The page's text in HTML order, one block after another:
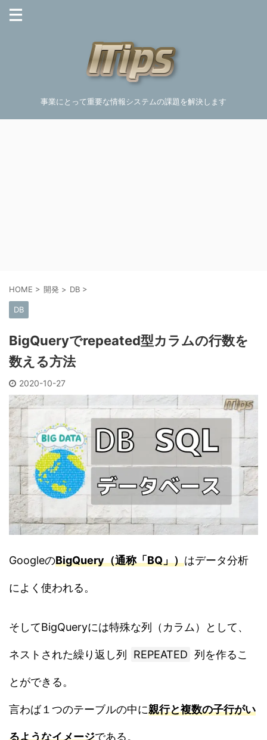
事業にとって重要な情報システムの課題を解決します
HOME > 開発 > DB >
DB
BigQueryでrepeated型カラムの行数を
数える方法
2020-10-27
GoogleのBigQuery（通称「BQ」）はデータ分析
によく使われる。
そしてBigQueryには特殊な列（カラム）として、
ネストされた繰り返し列 REPEATED 列を作るこ
とができる。
言わば１つのテーブルの中に親行と複数の子行がい
るようなイメージである。